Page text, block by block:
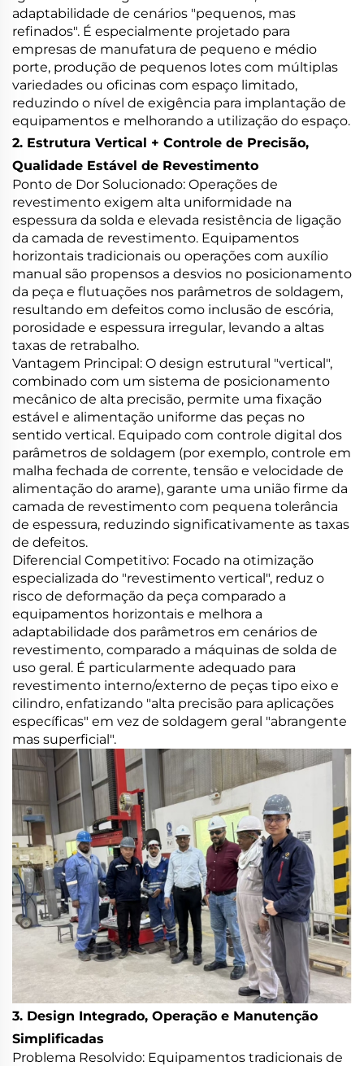
adaptabilidade de cenários "pequenos, mas
refinados". É especialmente projetado para
empresas de manufatura de pequeno e médio
porte, produção de pequenos lotes com múltiplas
variedades ou oficinas com espaço limitado,
reduzindo o nível de exigência para implantação de
equipamentos e melhorando a utilização do espaço.
2. Estrutura Vertical + Controle de Precisão,
Qualidade Estável de Revestimento
Ponto de Dor Solucionado: Operações de
revestimento exigem alta uniformidade na
espessura da solda e elevada resistência de ligação
da camada de revestimento. Equipamentos
horizontais tradicionais ou operações com auxílio
manual são propensos a desvios no posicionamento
da peça e flutuações nos parâmetros de soldagem,
resultando em defeitos como inclusão de escória,
porosidade e espessura irregular, levando a altas
taxas de retrabalho.
Vantagem Principal: O design estrutural "vertical",
combinado com um sistema de posicionamento
mecânico de alta precisão, permite uma fixação
estável e alimentação uniforme das peças no
sentido vertical. Equipado com controle digital dos
parâmetros de soldagem (por exemplo, controle em
malha fechada de corrente, tensão e velocidade de
alimentação do arame), garante uma união firme da
camada de revestimento com pequena tolerância
de espessura, reduzindo significativamente as taxas
de defeitos.
Diferencial Competitivo: Focado na otimização
especializada do "revestimento vertical", reduz o
risco de deformação da peça comparado a
equipamentos horizontais e melhora a
adaptabilidade dos parâmetros em cenários de
revestimento, comparado a máquinas de solda de
uso geral. É particularmente adequado para
revestimento interno/externo de peças tipo eixo e
cilindro, enfatizando "alta precisão para aplicações
específicas" em vez de soldagem geral "abrangente
mas superficial".
3. Design Integrado, Operação e Manutenção
Simplificadas
Problema Resolvido: Equipamentos tradicionais de